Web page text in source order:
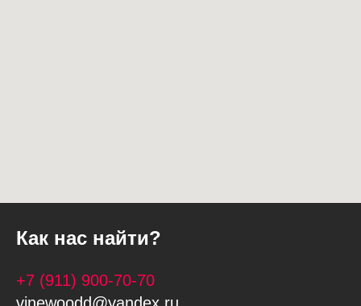
Как нас найти?
+7 (911) 900-70-70
vinewoodd@yandex.ru